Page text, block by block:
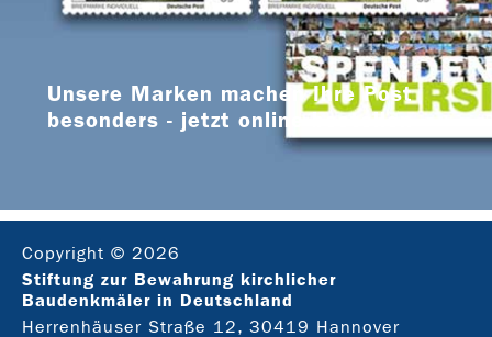
Unsere Marken machen Ihre Post
besonders - jetzt online bestellen
Copyright © 2026
Stiftung zur Bewahrung kirchlicher
Baudenkmäler in Deutschland
Herrenhäuser Straße 12, 30419 Hannover